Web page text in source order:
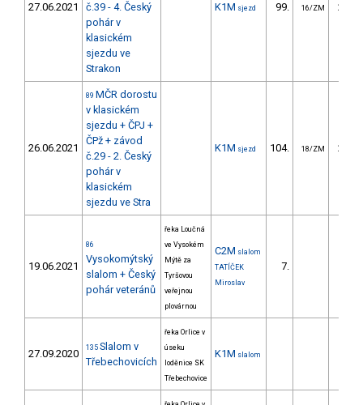
27.06.2021
č.39 - 4. Český
pohár v
klasickém
sjezdu ve
Strakon
K1M sjezd 99. 16/ZM
26.06.2021
89 MČR dorostu
v klasickém
sjezdu + ČPJ +
ČPž + závod
č.29 - 2. Český
pohár v
klasickém
sjezdu ve Stra
K1M sjezd 104. 18/ZM
19.06.2021
86
Vysokomýtský
slalom + Český
pohár veteránů
řeka Loučná
ve Vysokém
Mýtě za
Tyršovou
veřejnou
plovárnou
C2M slalom
TATÍČEK
Miroslav
7.
27.09.2020 135 Slalom v
Třebechovicích
řeka Orlice v
úseku
loděnice SK
Třebechovice
K1M slalom